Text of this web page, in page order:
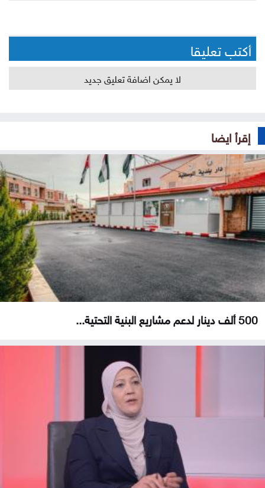
أكتب تعليقا
لا يمكن اضافة تعليق جديد
إقرأ ايضا
500 ألف دينار لدعم مشاريع البنية التحتية...